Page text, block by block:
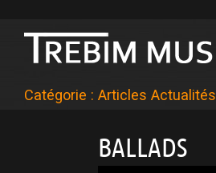
Catégorie : Articles Actualités
BALLADS